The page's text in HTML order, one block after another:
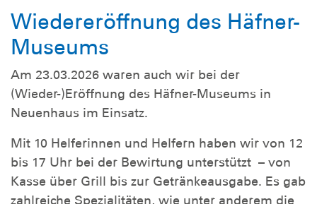
Wiedereröffnung des Häfner-
Museums
Am 23.03.2026 waren auch wir bei der
(Wieder-)Eröffnung des Häfner-Museums in
Neuenhaus im Einsatz.
Mit 10 Helferinnen und Helfern haben wir von 12
bis 17 Uhr bei der Bewirtung unterstützt – von
Kasse über Grill bis zur Getränkeausgabe. Es gab
zahlreiche Spezialitäten, wie unter anderem die